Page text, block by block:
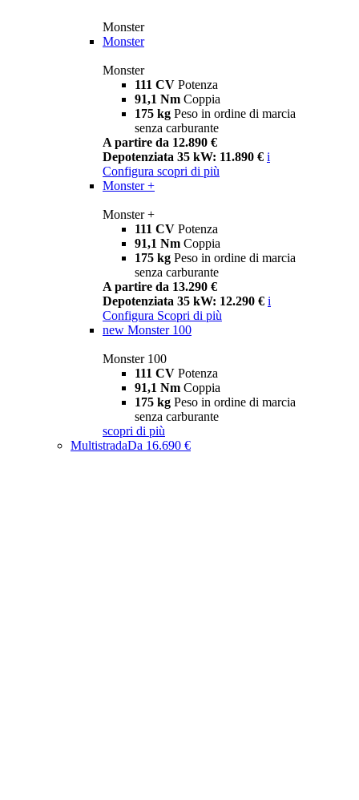
Monster
Monster
Monster
111 CV Potenza
91,1 Nm Coppia
175 kg Peso in ordine di marcia
senza carburante
A partire da 12.890 €
Depotenziata 35 kW: 11.890 € i
Configura scopri di più
Monster +
Monster +
111 CV Potenza
91,1 Nm Coppia
175 kg Peso in ordine di marcia
senza carburante
A partire da 13.290 €
Depotenziata 35 kW: 12.290 € i
Configura Scopri di più
new Monster 100
Monster 100
111 CV Potenza
91,1 Nm Coppia
175 kg Peso in ordine di marcia
senza carburante
scopri di più
MultistradaDa 16.690 €